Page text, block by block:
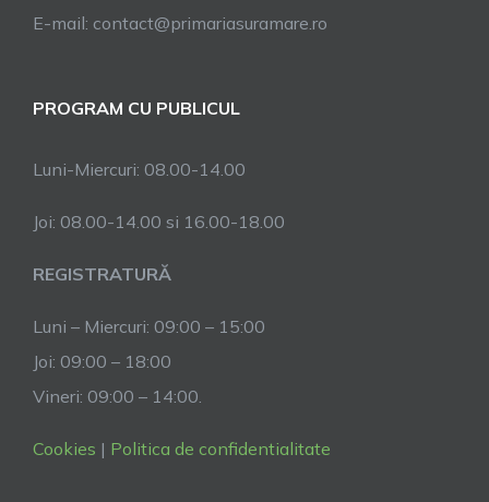
E-mail: contact@primariasuramare.ro
PROGRAM CU PUBLICUL
Luni-Miercuri: 08.00-14.00
Joi: 08.00-14.00 si 16.00-18.00
REGISTRATURĂ
Luni – Miercuri: 09:00 – 15:00
Joi: 09:00 – 18:00
Vineri: 09:00 – 14:00.
Cookies | Politica de confidentialitate